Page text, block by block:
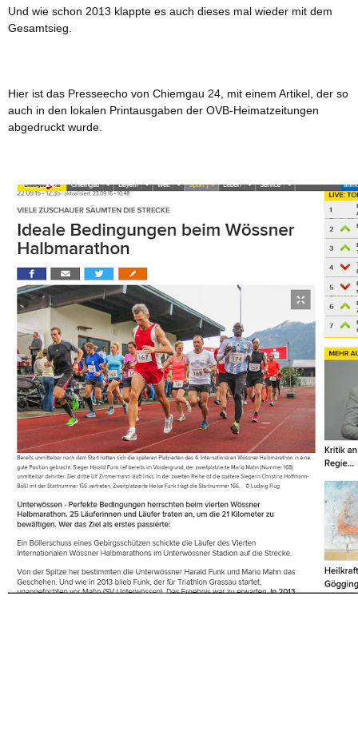
Und wie schon 2013 klappte es auch dieses mal wieder mit dem
Gesamtsieg.
Hier ist das Presseecho von Chiemgau 24, mit einem Artikel, der so
auch in den lokalen Printausgaben der OVB-Heimatzeitungen
abgedruckt wurde.